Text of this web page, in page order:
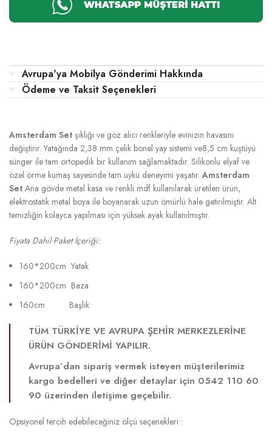
Avrupa'ya Mobilya Gönderimi Hakkında
Ödeme ve Taksit Seçenekleri
Amsterdam Set şıklığı ve göz alıcı renkleriyle evinizin havasını
değiştirir. Yatağında 2,38 mm çelik bonel yay sistemi ve8,5 cm kuştüyü
sünger ile tam ortopedik bir kullanım sağlamaktadır. Silikonlu elyaf ve
özel örme kumaş sayesinde tam uyku deneyimi yaşatır.Amsterdam
SetAna gövde metal kasa ve renkli mdf kullanılarak üretilen ürün,
elektrostatik metal boya ile boyanarak uzun ömürlü hale getirilmiştir. Alt
temizliğin kolayca yapılması için yüksek ayak kullanılmıştır.
Fiyata Dahil Paket İçeriği:
160*200cm Yatak
160*200cm Baza
160cm Başlık
TÜM TÜRKİYE VE AVRUPA ŞEHİR MERKEZLERİNE
ÜRÜN GÖNDERİMİ YAPILIR.
Avrupa’dan sipariş vermek isteyen müşterilerimiz
kargo bedelleri ve diğer detaylar için 0542 110 60
90 üzerinden iletişime geçebilir.
Opsiyonel tercih edebileceğiniz ölçü seçenekleri :